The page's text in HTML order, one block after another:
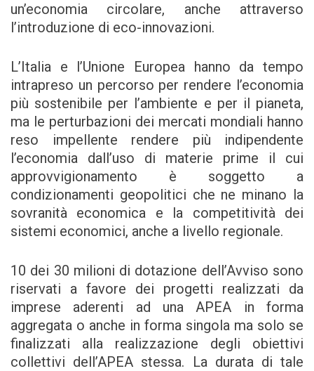
un’economia circolare, anche attraverso
l’introduzione di eco-innovazioni.
L’Italia e l’Unione Europea hanno da tempo
intrapreso un percorso per rendere l’economia
più sostenibile per l’ambiente e per il pianeta,
ma le perturbazioni dei mercati mondiali hanno
reso impellente rendere più indipendente
l’economia dall’uso di materie prime il cui
approvvigionamento è soggetto a
condizionamenti geopolitici che ne minano la
sovranità economica e la competitività dei
sistemi economici, anche a livello regionale.
10 dei 30 milioni di dotazione dell’Avviso sono
riservati a favore dei progetti realizzati da
imprese aderenti ad una APEA in forma
aggregata o anche in forma singola ma solo se
finalizzati alla realizzazione degli obiettivi
collettivi dell’APEA stessa. La durata di tale